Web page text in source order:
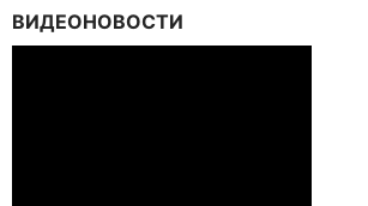
ВИДЕОНОВОСТИ